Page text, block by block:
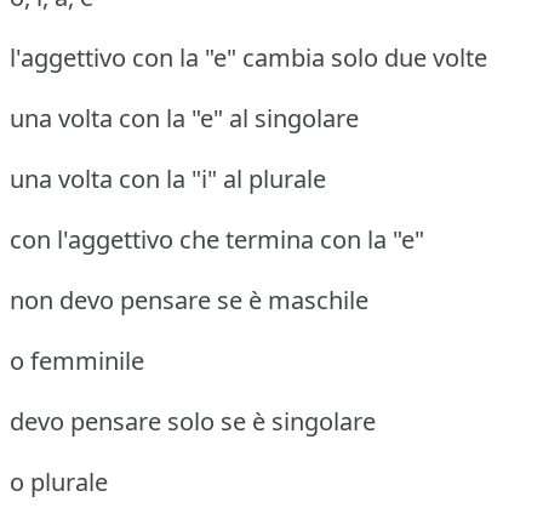
l'aggettivo con la "e" cambia solo due volte
una volta con la "e" al singolare
una volta con la "i" al plurale
con l'aggettivo che termina con la "e"
non devo pensare se è maschile
o femminile
devo pensare solo se è singolare
o plurale